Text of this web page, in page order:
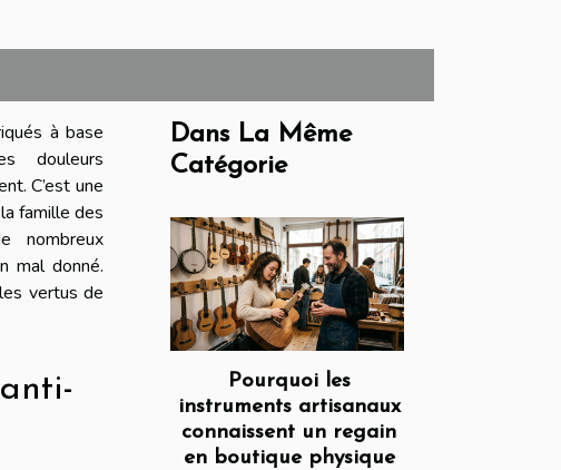
à base
douleurs
C’est une
famille des
nombreux
mal donné.
vertus de
Dans La Même
Catégorie
Pourquoi les
instruments artisanaux
connaissent un regain
en boutique physique